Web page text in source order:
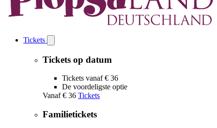
Tickets
Tickets
Tickets op datum
Tickets vanaf € 36
De voordeligste optie
Vanaf € 36 Tickets
Familietickets